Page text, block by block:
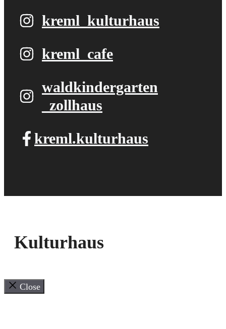
kreml_kulturhaus
kreml_cafe
waldkindergarten​
_zollhaus
kreml.kulturhaus
Kulturhaus
Close